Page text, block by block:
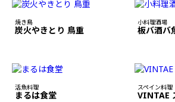
焼き鳥
炭火やきとり 鳥重
小料理酒場
板バ酒バ
活魚料理
まるは食堂
スペイン料理
VINTAE